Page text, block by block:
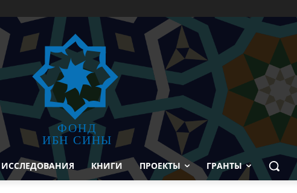
ФОНД
ИБН СИНЫ
ИССЛЕДОВАНИЯ КНИГИ ПРОЕКТЫ ГРАНТЫ